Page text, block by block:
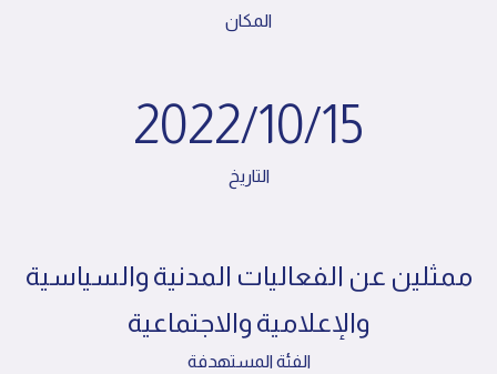
المكان
2022/10/15
التاريخ
ممثلين عن الفعاليات المدنية والسياسية
والإعلامية والاجتماعية
الفئة المستهدفة